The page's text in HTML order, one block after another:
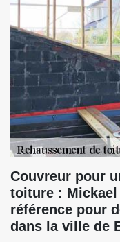
Couvreur pour
toiture :
référence pour
dans la ville de